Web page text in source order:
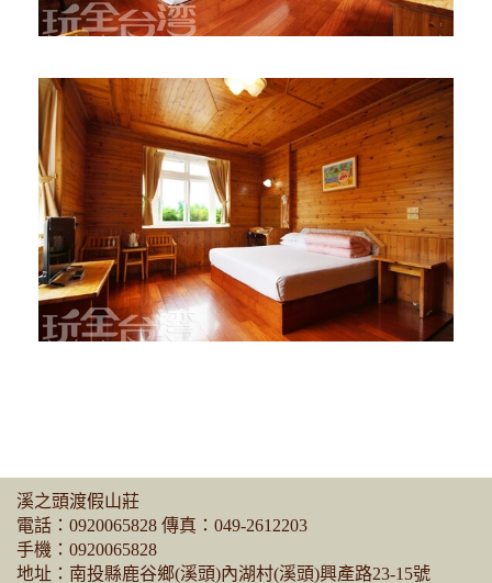
溪之頭渡假山莊
電話： 0920065828 傳真：049-2612203
手機： 0920065828
地址：南投縣鹿谷鄉(溪頭)內湖村(溪頭)興產路23-15號